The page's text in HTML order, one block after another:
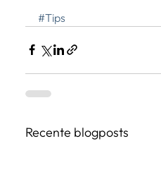
#Tips
Recente blogposts